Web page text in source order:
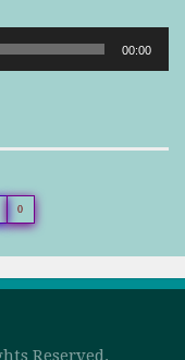
00:00
0
Reserved.